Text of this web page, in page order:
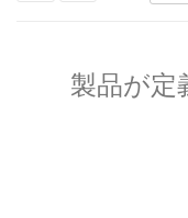
製品が定